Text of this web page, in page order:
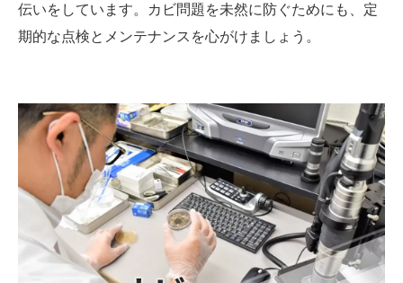
伝いをしています。カビ問題を未然に防ぐためにも、定
期的な点検とメンテナンスを心がけましょう。